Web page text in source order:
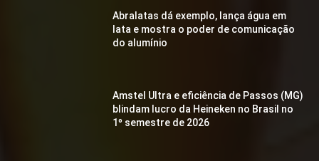
Abralatas dá exemplo, lança água em
lata e mostra o poder de comunicação
do alumínio
Amstel Ultra e eficiência de Passos (MG)
blindam lucro da Heineken no Brasil no
1º semestre de 2026